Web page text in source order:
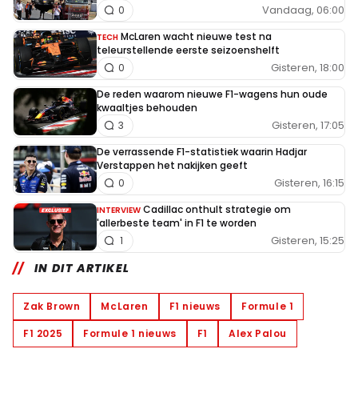
Vandaag, 06:00
0
TECH McLaren wacht nieuwe test na
teleurstellende eerste seizoenshelft
Gisteren, 18:00
0
De reden waarom nieuwe F1-wagens hun oude
kwaaltjes behouden
Gisteren, 17:05
3
De verrassende F1-statistiek waarin Hadjar
Verstappen het nakijken geeft
Gisteren, 16:15
0
INTERVIEW Cadillac onthult strategie om
'allerbeste team' in F1 te worden
Gisteren, 15:25
1
IN DIT ARTIKEL
Zak Brown McLaren F1 nieuws
Formule 1
F1 2025
Formule 1 nieuws F1 Alex Palou